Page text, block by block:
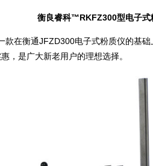
衡良睿科™RKFZ300型电子式
在衡通JFZD300电子式粉质仪的基
，是广大新老用户的理想选择。